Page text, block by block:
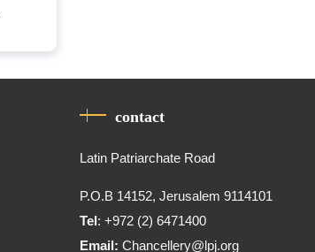
contact
Latin Patriarchate Road
P.O.B 14152, Jerusalem 9114101
Tel: +972 (2) 6471400
Email:Chancellery@lpj.org